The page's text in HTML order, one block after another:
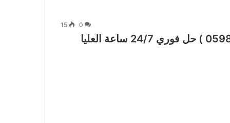
0
15